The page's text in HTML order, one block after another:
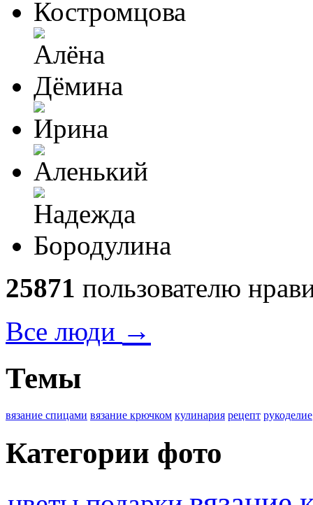
25871 пользователю
Все люди →
Темы
вязание спицами вязание крючком кулинария рецепт рукоделие
Категории фото